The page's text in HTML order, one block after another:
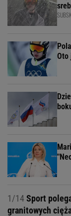
Oto
1/14Sport
granitowych